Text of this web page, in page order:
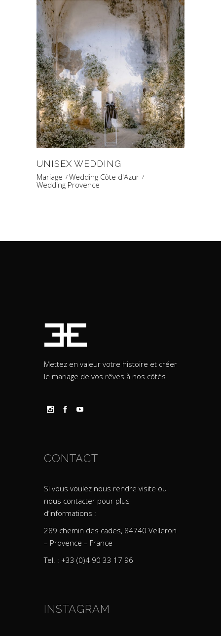
UNISEX WEDDING
Mariage
Wedding Côte d'Azur
Wedding Provence
Mettez en valeur votre histoire et créer
le mariage de vos rêves à nos côtés
CONTACT
Si vous voulez nous rendre visite ou
nous contacter pour plus
d’informations :
289 chemin des cades, 84740 Velleron
– Provence – France
Tel. : +33 (0)4 90 33 17 96
INSTAGRAM